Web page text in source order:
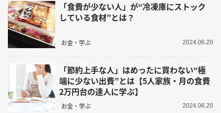
「食費が少ない人」が“冷凍庫にストック
している食材”とは？
お金・学ぶ 2024.06.20
「節約上手な人」はめったに買わない“極
端に少ない出費”とは【5人家族・月の食費
2万円台の達人に学ぶ】
お金・学ぶ 2024.06.20